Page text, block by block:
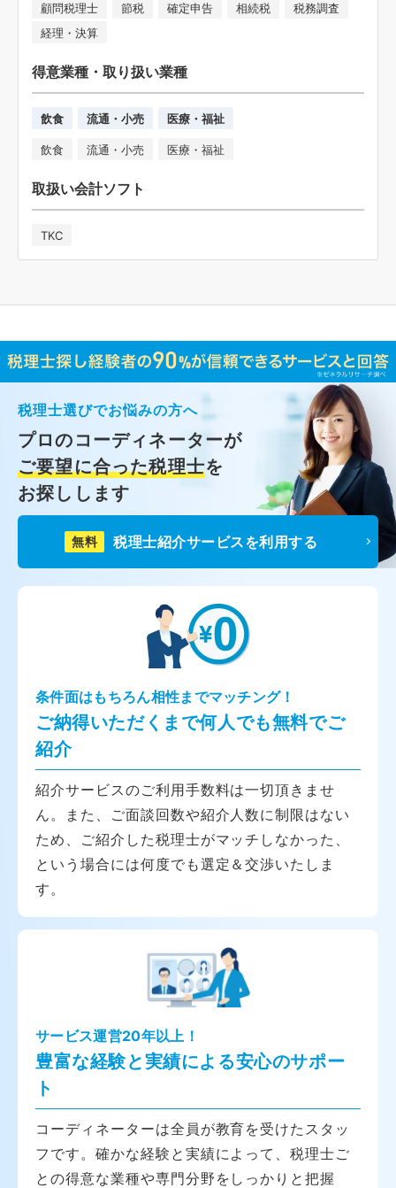
顧問税理士 節税 確定申告 相続税
税務調査
経理・決算
得意業種・取り扱い業種
飲食 流通・小売 医療・福祉
飲食 流通・小売 医療・福祉
取扱い会計ソフト
TKC
税理士選びでお悩みの方へ
プロのコーディネーターが
ご要望に合った税理士を
お探しします
無料 税理士紹介サービスを利用する
条件面はもちろん相性までマッチング！
ご納得いただくまで何人でも無料でご
紹介
紹介サービスのご利用手数料は一切頂きませ
ん。また、ご面談回数や紹介人数に制限はない
ため、ご紹介した税理士がマッチしなかった、
という場合には何度でも選定＆交渉いたしま
す。
サービス運営20年以上！
豊富な経験と実績による安心のサポー
ト
コーディネーターは全員が教育を受けたスタッ
フです。確かな経験と実績によって、税理士ご
との得意な業種や専門分野をしっかりと把握